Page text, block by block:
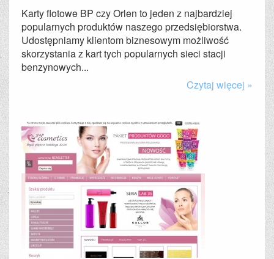
Karty flotowe BP czy Orlen to jeden z najbardziej
popularnych produktów naszego przedsiębiorstwa.
Udostępniamy klientom biznesowym możliwość
skorzystania z kart tych popularnych sieci stacji
benzynowych...
Czytaj więcej »